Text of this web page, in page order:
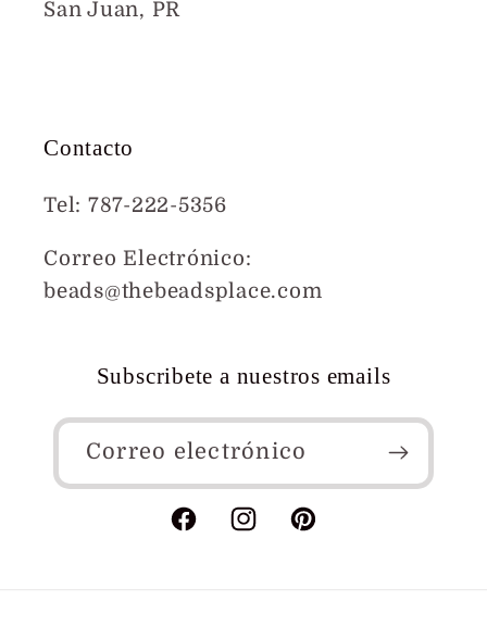
San Juan, PR
Contacto
Tel: 787-222-5356
Correo Electrónico:
beads@thebeadsplace.com
Subscribete a nuestros emails
Correo electrónico
FacebookInstagramPinterest